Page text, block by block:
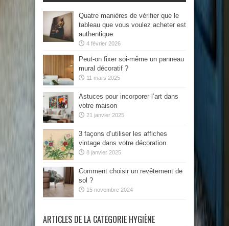
Quatre manières de vérifier que le
tableau que vous voulez acheter est
authentique
4 février 2026
Peut-on fixer soi-même un panneau
mural décoratif ?
11 mars 2025
Astuces pour incorporer l’art dans
votre maison
21 janvier 2025
3 façons d’utiliser les affiches
vintage dans votre décoration
8 janvier 2025
Comment choisir un revêtement de
sol ?
15 novembre 2024
ARTICLES DE LA CATEGORIE HYGIÈNE